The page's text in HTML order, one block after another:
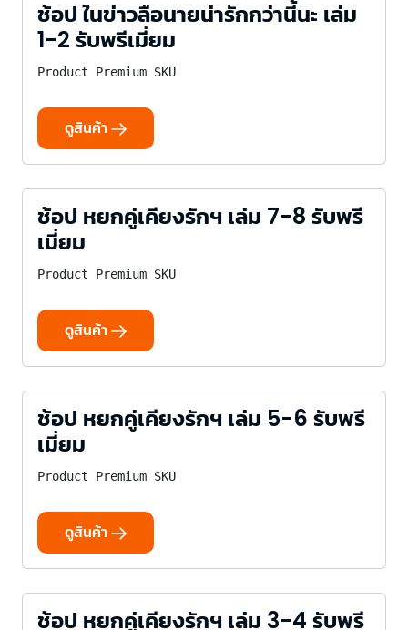
ช้อป ในข่าวลือนายน่ารักกว่านี้นะ เล่ม
1-2 รับพรีเมี่ยม
Product Premium SKU
ดูสินค้า
ช้อป หยกคู่เคียงรักฯ เล่ม 7-8 รับพรี
เมี่ยม
Product Premium SKU
ดูสินค้า
ช้อป หยกคู่เคียงรักฯ เล่ม 5-6 รับพรี
เมี่ยม
Product Premium SKU
ดูสินค้า
ช้อป หยกคู่เคียงรักฯ เล่ม 3-4 รับพรี